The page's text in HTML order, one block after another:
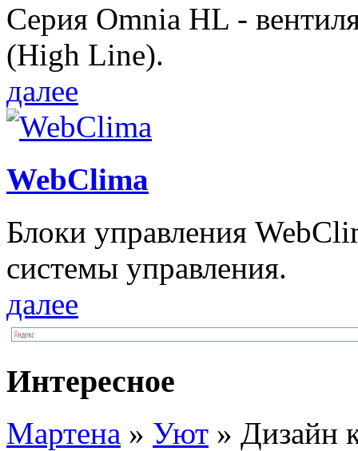
Серия Omnia HL -
(High Line).
далее
WebClima
Блоки упрaвлeния
системы управления.
далее
Интересное
Мартена » Уют » Дизайн